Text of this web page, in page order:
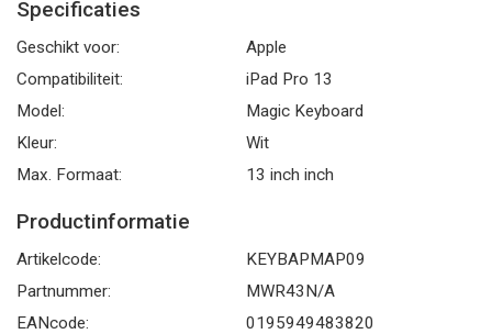
Specificaties
Geschikt voor:
Apple
Compatibiliteit:
iPad Pro 13
Model:
Magic Keyboard
Kleur:
Wit
Max. Formaat:
13 inch inch
Productinformatie
Artikelcode:
KEYBAPMAP09
Partnummer:
MWR43N/A
EANcode:
0195949483820